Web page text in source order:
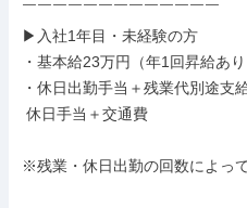
￣￣￣￣￣￣￣￣￣￣￣￣￣
▶入社1年目・未経験の方
・基本給23万円（年1回昇給あり
・休日出勤手当＋残業代別途支
※残業・休日出勤の回数によっ